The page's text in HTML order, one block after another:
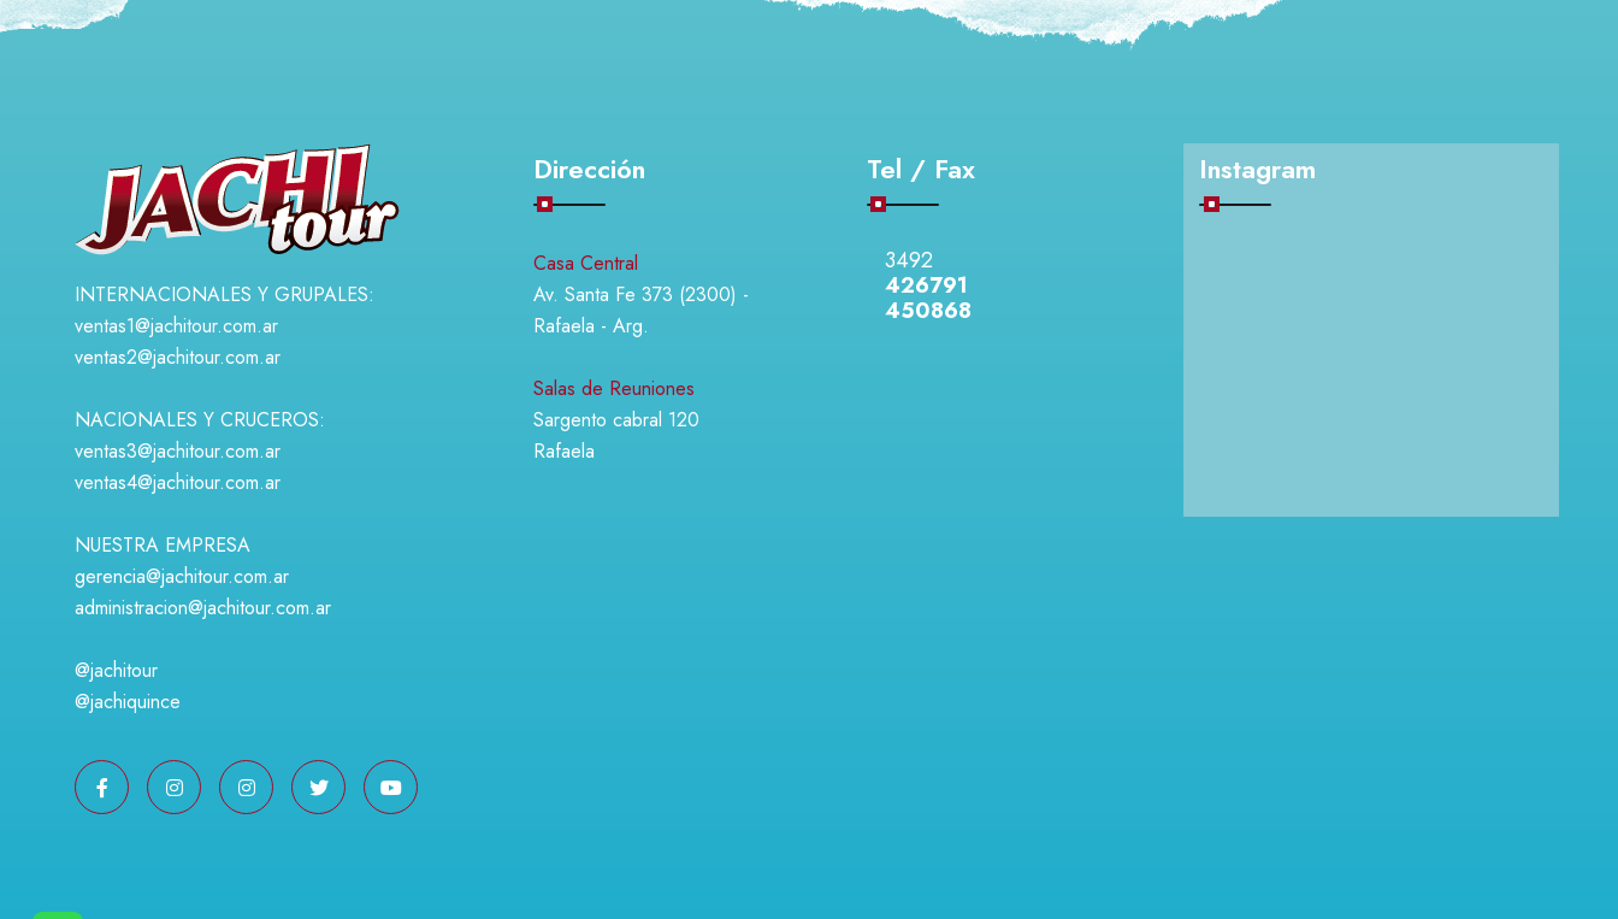
INTERNACIONALES Y GRUPALES:
ventas1@jachitour.com.ar
ventas2@jachitour.com.ar
NACIONALES Y CRUCEROS:
ventas3@jachitour.com.ar
ventas4@jachitour.com.ar
NUESTRA EMPRESA
gerencia@jachitour.com.ar
administracion@jachitour.com.ar
@jachitour
@jachiquince
Dirección
Casa Central
Av. Santa Fe 373 (2300) -
Rafaela - Arg.
Salas de Reuniones
Sargento cabral 120
Rafaela
Tel / Fax
3492
426791
450868
Instagram